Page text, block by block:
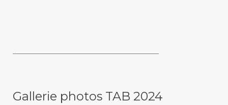
Gallerie photos TAB 2024